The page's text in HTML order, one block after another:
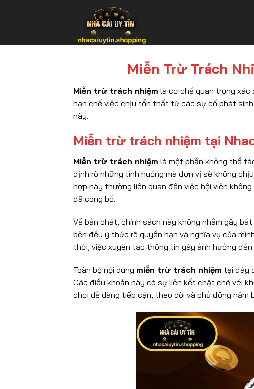
dung
Miễn Trừ Trách
Miễn trừ trách nhiệm là cơ chế quan trọng xác
hạn chế việc chịu tổn thất từ các sự cố phát
này.
Miễn trừ trách nhiệm tại
Miễn trừ trách nhiệm là một phần không thể
định rõ những tình huống mà đơn vị sẽ không
hợp này thường liên quan đến việc hội viên
đã công bố.
Về bản chất, chính sách này không nhằm gây
bên đều ý thức rõ quyền hạn và nghĩa vụ của
thời, việc xuyên tạc thông tin gây ảnh hưởng
Toàn bộ nội dung miễn trừ trách nhiệm tại đây
Các điều khoản này có sự liên kết chặt chẽ với
chơi dễ dàng tiếp cận, theo dõi và chủ động nắm